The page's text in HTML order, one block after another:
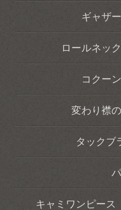
ギャザ
ロールネッ
コクー
変わり襟
タックブ
キャミワンピー